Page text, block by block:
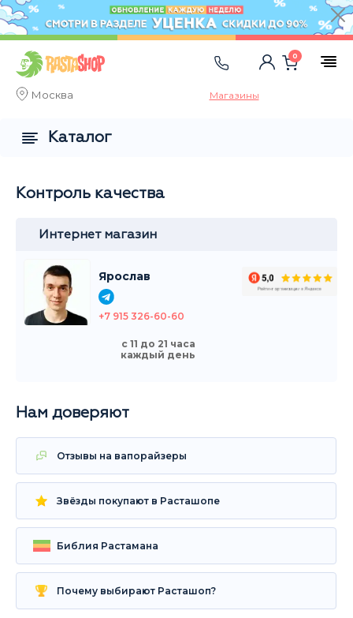
Москва Магазины
0
Контроль качества
Интернет магазин
Ярослав
+7 915 326-60-60
с 11 до 21 часа
каждый день
Нам доверяют
Отзывы на вапорайзеры
Звёзды покупают в Расташопе
Библия Растамана
Почему выбирают Расташоп?
Каталог